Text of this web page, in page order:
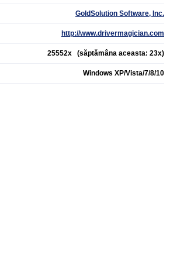
GoldSolution Software, Inc.
http://www.drivermagician.com
25552x (săptămâna aceasta: 23x)
Windows XP/Vista/7/8/10